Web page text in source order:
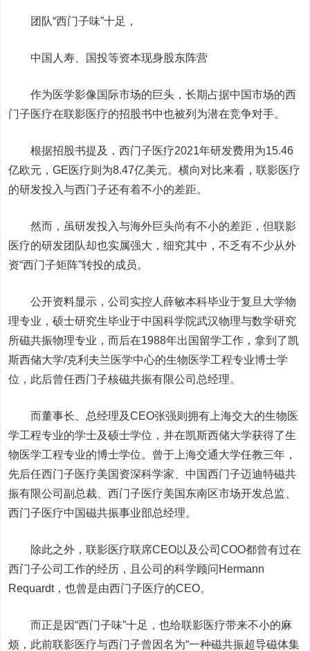
团队“西门子味”十足，
中国人寿 、国投等资本现身股东阵营
作为医学影像国际市场的巨头，长期占据中国市场的西
门子医疗在联影医疗的招股书中也被列为潜在竞争对手。
根据招股书提及，西门子医疗2021年研发费用为15.46
亿欧元，GE医疗则为8.47亿美元。横向对比来看，联影医疗
的研发投入与西门子还有着不小的差距。
然而，虽研发投入与海外巨头尚有不小的差距，但联影
医疗的研发团队却也实属强大，细究其中，不乏有不少从外
资“西门子矩阵”转投的成员。
公开资料显示，公司实控人薛敏本科毕业于复旦大学物
理专业，硕士研究生毕业于中国科学院武汉物理与数学研究
所磁共振物理专业，而后在1988年出国留学工作，拿到了凯
斯西储大学/克利夫兰医学中心的生物医学工程专业博士学
位，此后曾任西门子核磁共振有限公司总经理。
而董事长、总经理及CEO张强则拥有上海交大的生物医
学工程专业的学士及硕士学位，并在凯斯西储大学获得了生
物医学工程专业的博士学位。曾于上海交通大学任教三年，
先后任西门子医疗美国资深科学家、中国西门子迈迪特磁共
振有限公司副总裁、西门子医疗美国东南区市场开发总监、
西门子医疗中国磁共振事业部总经理。
除此之外，联影医疗联席CEO以及公司COO都曾有过在
西门子公司工作的经历，且公司的科学顾问Hermann
Requardt，也曾是由西门子医疗的CEO。
而正是因“西门子味”十足，也给联影医疗带来不小的麻
烦，此前联影医疗与西门子曾因名为“一种磁共振超导磁体集